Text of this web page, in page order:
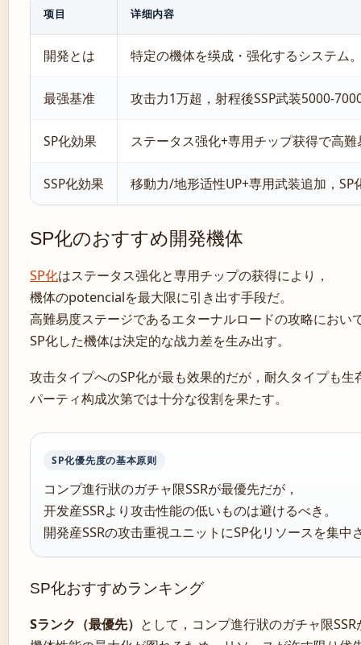
项目 详细内容
開発とは 特定の機体を绬成・强化するシステム
最强基准 攻击力1万超，射程後SSP武装5000-
SP化効果 ステータス强化+専用チップ获得で高
SSP化効果 移動力/地形适性UP+専用武装追加，SP
SP化のおすすめ開発機体
SP化はステータス强化と専用チップの获得により，
機体のpotencialを最大限に引き出す手段だ。
高難易度ステージであるエターナルロードの攻略におい
SP化した機体は決定的な战力差を生み出す。
攻击タイプへのSP化が最も效果的だが，耐久タイプも
パーティ构成次第では十分な役割を果たす。
SP化優先度の基本原则
コンプ進行狀のガチャ限SSRが最優先だが，
开发産SSRより攻击性能の低いものは避けるべき。
開発産SSRの攻击重視ユニットにSP化リソースを集中
SP化おすすめランキング
Sランク（最優先） として，コンプ進行狀のガチャ限